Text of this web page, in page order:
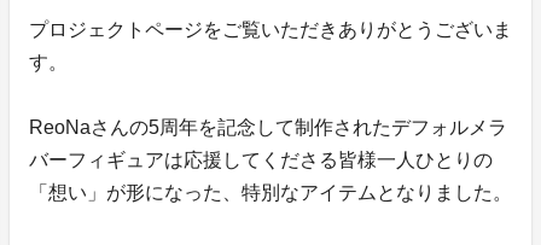
プロジェクトページをご覧いただきありがとうございま
す。
ReoNaさんの5周年を記念して制作されたデフォルメラ
バーフィギュアは応援してくださる皆様一人ひとりの
「想い」が形になった、特別なアイテムとなりました。